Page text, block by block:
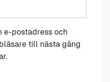
e-postadress och
till nästa gång